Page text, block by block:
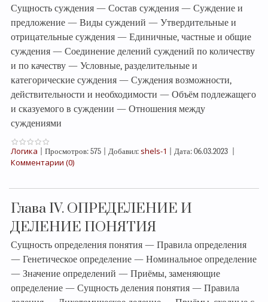
Сущность суждения — Состав суждения — Суждение и
предложение — Виды суждений — Утвердительные и
отрицательные суждения — Единичные, частные и общие
суждения — Соединение делений суждений по количеству
и по качеству — Условные, разделительные и
категорические суждения — Суждения возможности,
действительности и необходимости — Объём подлежащего
и сказуемого в суждении — Отношения между
суждениями
Логика Просмотров: 575 Добавил: shels-1 Дата: 06.03.2023
Комментарии (0)
Глава IV. ОПРЕДЕЛЕНИЕ И
ДЕЛЕНИЕ ПОНЯТИЯ
Сущность определения понятия — Правила определения
— Генетическое определение — Номинальное определение
— Значение определений — Приёмы, заменяющие
определение — Сущность деления понятия — Правила